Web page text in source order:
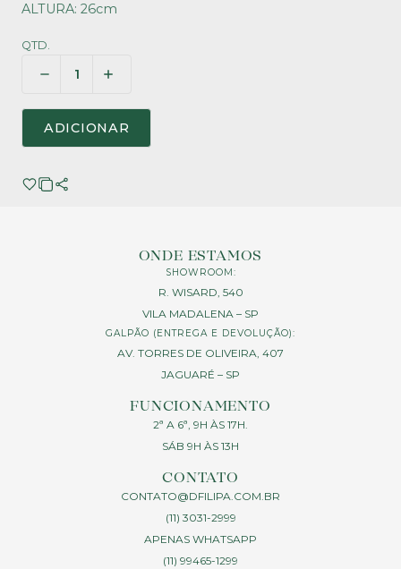
ALTURA: 26cm
QTD.
ADICIONAR
ONDE ESTAMOS
SHOWROOM:
R. WISARD, 540
VILA MADALENA – SP
GALPÃO (ENTREGA E DEVOLUÇÃO):
AV. TORRES DE OLIVEIRA, 407
JAGUARÉ – SP
FUNCIONAMENTO
2ª A 6ª, 9H ÀS 17H.
SÁB 9H ÀS 13H
CONTATO
CONTATO@DFILIPA.COM.BR
(11) 3031-2999
APENAS WHATSAPP
(11) 99465-1299